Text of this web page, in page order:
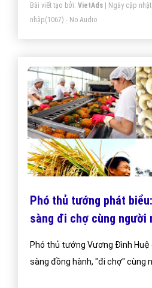
Bài viết tạo bởi: VietAds| Ngày cập nhật:
nhập(1067) - No Audio
Phó thủ tướng phát
sàng đi chợ cùng người
Phó thủ tướng Vương Đình Huệ
sàng đồng hành, "đi chợ" cùng